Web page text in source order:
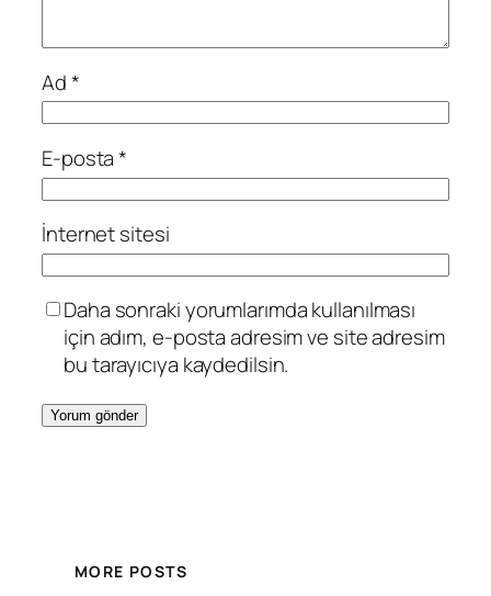
Ad*
E-posta*
İnternet sitesi
Daha sonraki yorumlarımda kullanılması
için adım, e-posta adresim ve site adresim
bu tarayıcıya kaydedilsin.
MORE POSTS